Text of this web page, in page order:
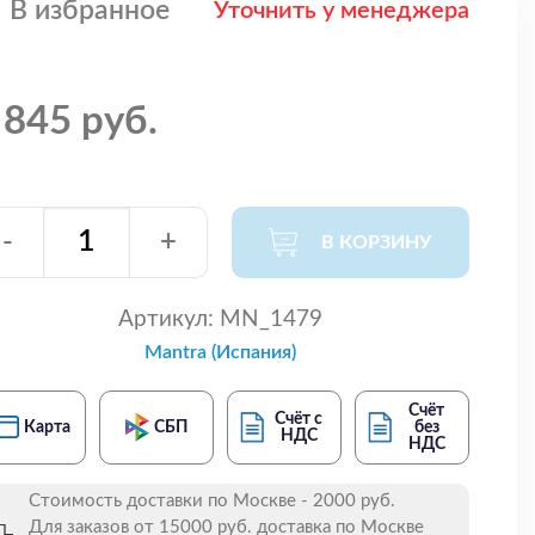
В избранное Уточнить у менеджера
руб.
- + В КОРЗИНУ
Артикул: MN_1479
Mantra (Испания)
Карта СБП
Счёт с
НДС
Счёт
без
НДС
Стоимость доставки по Москве - 2000 руб.
Для заказов от 15000 руб. доставка по Москве